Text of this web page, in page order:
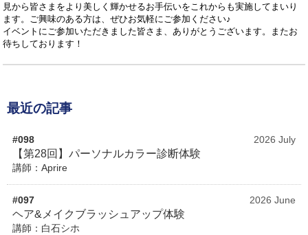
見から皆さまをより美しく輝かせるお手伝いをこれからも実施してまいり
ます。
ご興味のある方は、ぜひお気軽にご参加ください♪
イベントにご参加いただきました皆さま、ありがとうございます。またお
待ちしております！
最近の記事
#098 2026 July
【第28回】パーソナルカラー診断体験
講師：Aprire
#097 2026 June
ヘア&メイクブラッシュアップ体験
講師：白石シホ